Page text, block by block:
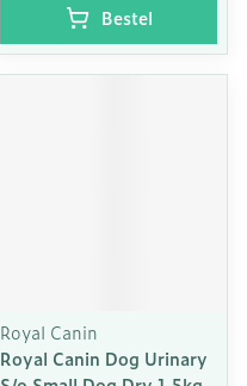
Bestel
Royal Canin
Royal Canin Dog Urinary